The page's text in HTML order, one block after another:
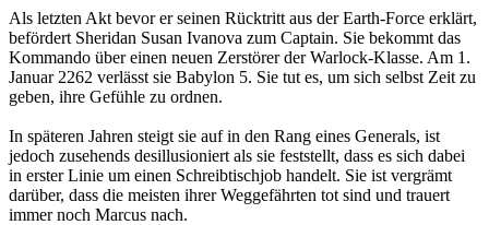
Als letzten Akt bevor er seinen Rücktritt aus der Earth-Force erklärt,
befördert Sheridan Susan Ivanova zum Captain. Sie bekommt das
Kommando über einen neuen Zerstörer der Warlock-Klasse. Am 1.
Januar 2262 verlässt sie Babylon 5. Sie tut es, um sich selbst Zeit zu
geben, ihre Gefühle zu ordnen.
In späteren Jahren steigt sie auf in den Rang eines Generals, ist
jedoch zusehends desillusioniert als sie feststellt, dass es sich dabei
in erster Linie um einen Schreibtischjob handelt. Sie ist vergrämt
darüber, dass die meisten ihrer Weggefährten tot sind und trauert
immer noch Marcus nach.